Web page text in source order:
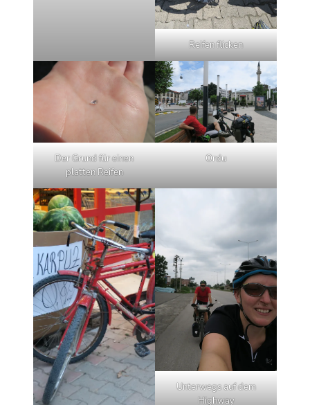
Reifen flicken
Der Grund für einen
platten Reifen
Ordu
Unterwegs auf dem
Highway